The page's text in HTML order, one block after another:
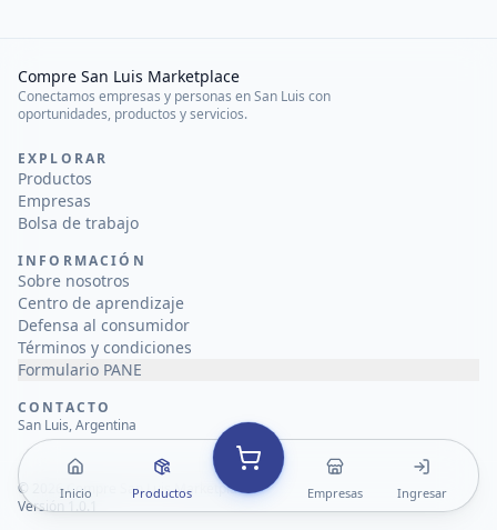
Inicio Productos Empresas Ingresar
Compre San Luis Marketplace
Conectamos empresas y personas en San Luis con
oportunidades, productos y servicios.
EXPLORAR
Productos
Empresas
Bolsa de trabajo
INFORMACIÓN
Sobre nosotros
Centro de aprendizaje
Defensa al consumidor
Términos y condiciones
Formulario PANE
CONTACTO
San Luis, Argentina
© 2026Compre San Luis Marketplace
Versión 1.0.1